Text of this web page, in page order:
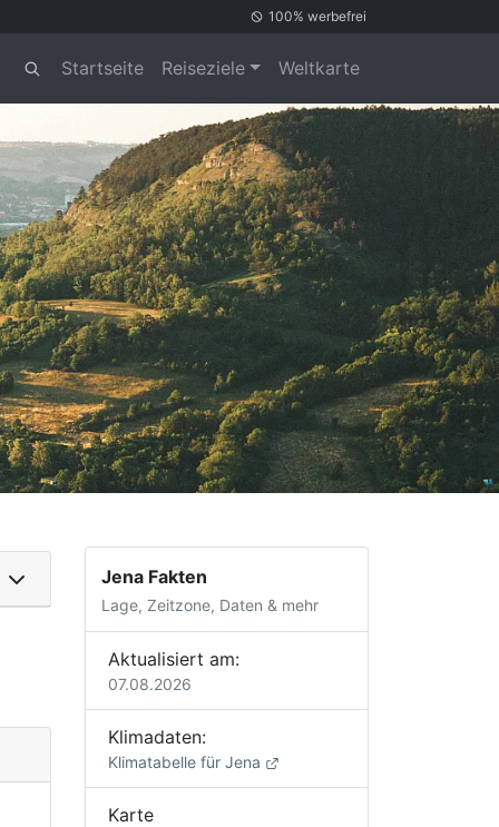
100% werbefrei
Startseite Reiseziele Weltkarte
Jena Fakten
Lage, Zeitzone, Daten & mehr
Aktualisiert am:
07.08.2026
Klimadaten:
Klimatabelle für Jena
Karte